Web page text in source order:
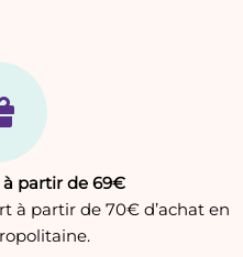
à partir de 69€
à partir de 70€ d’achat en